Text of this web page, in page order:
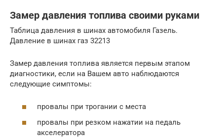
Замер давления топлива своими руками
Таблица давления в шинах автомобиля Газель.
Давление в шинах газ 32213
Замер давления топлива является первым этапом
диагностики, если на Вашем авто наблюдаются
следующие симптомы:
провалы при трогании с места
провалы при резком нажатии на педаль
акселератора